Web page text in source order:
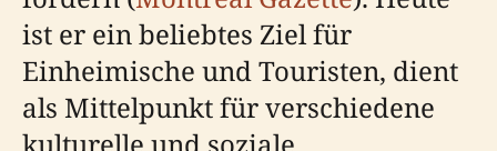
ist er ein beliebtes Ziel für
Einheimische und Touristen, dient
als Mittelpunkt für verschiedene
kulturelle und soziale